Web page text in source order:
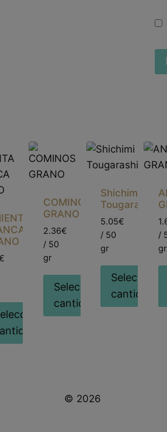
COMINOS
GRANO
2.36€
/ 50
gr
Seleccionar
cantidad
Shichimi
Tougarashi
5.05€
/ 50
gr
Seleccionar
cantidad
/
gr
© 2026